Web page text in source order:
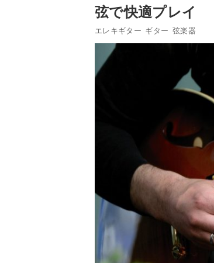
弦で快適プレイ
エレキギター ギター 弦楽器